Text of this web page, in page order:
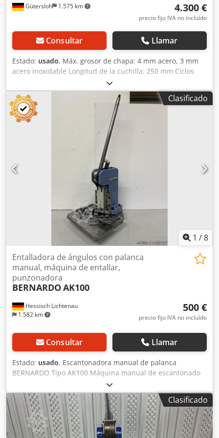
Gütersloh 1.575 km 4.300 €
precio fijo IVA no incluído
Consultar Llamar
Estado: usado, Máx. grosor de chapa: 4 mm acero, 3 mm
acero inoxidable Longitud de la cuchilla: 250 mm Ciclos
por minuto: 52 Djdpfx Afsu Hy N Dsaekr Peso: aprox. 900
kg Cuchilla afilada Tope de profundidad Muy buen estado
Clasificado
1 /8
Hessisch Lichtenau
1.582 km
Entalladora de ángulos con palanca
manual, máquina de entallar,
punzonadora
BERNARDOAK100
500 €
precio fijo IVA no incluído
Consultar Llamar
Estado: usado, Escantonadora manual de palanca
BERNARDO Tipo AK100 Máquina manual de escantonado
N.º de serie A17010320 Año 2017 Longitud de la cuchilla:
100 mm Espesor de material a 40 kg/mm²: máx. 3 mm
Ángulo de escantonado: 90° Carrera: 28 mm Superficie de
mesa: 380 x 280 mm - topes ajustables Dodpfxeyhq Aqs
Afajkr - Longitud del brazo de palanca: 650 mm, falta la
extensión atornillable de 500 mm Dimensiones (L x A x H):
Clasificado